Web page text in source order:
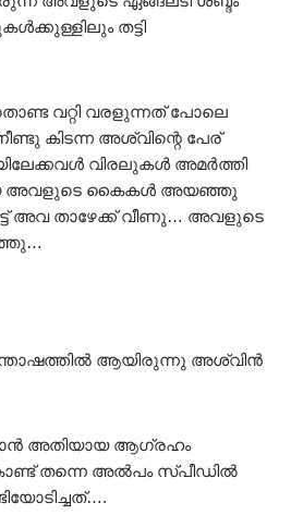
തട്ടി
വറ്റി വരളുന്നത് പോലെ
കിടന്ന അശ്വിന്റെ പേര്
വിരലുകൾ അമർത്തി
അവളുടെ കൈകൾ അയഞ്ഞു
അവ താഴേക്ക് വീണു… അവളുടെ
ആയിരുന്നു അശ്വിൻ
അതിയായ ആഗ്രഹം
തന്നെ അൽപം സ്പീഡിൽ